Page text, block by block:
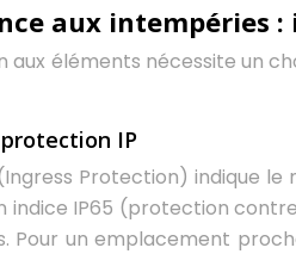
aux intempéries
aux éléments nécessite un
IP
(Ingress Protection) indique
indice IP65 (protection
Pour un emplacement